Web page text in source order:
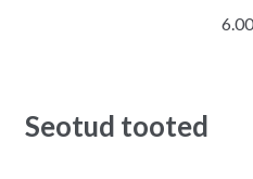
6.00
Seotud tooted